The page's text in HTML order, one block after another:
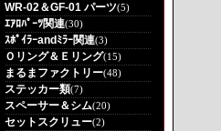
WR-02＆GF-01 パーツ(5)
ｴｱﾛﾊﾟｰﾂ関連(30)
ｽﾎﾟｲﾗｰandﾐﾗｰ関連(3)
Ｏリング＆Ｅリング(15)
まるまファクトリー(48)
ステッカー類(7)
スペーサー＆シム(20)
セットスクリュー(2)